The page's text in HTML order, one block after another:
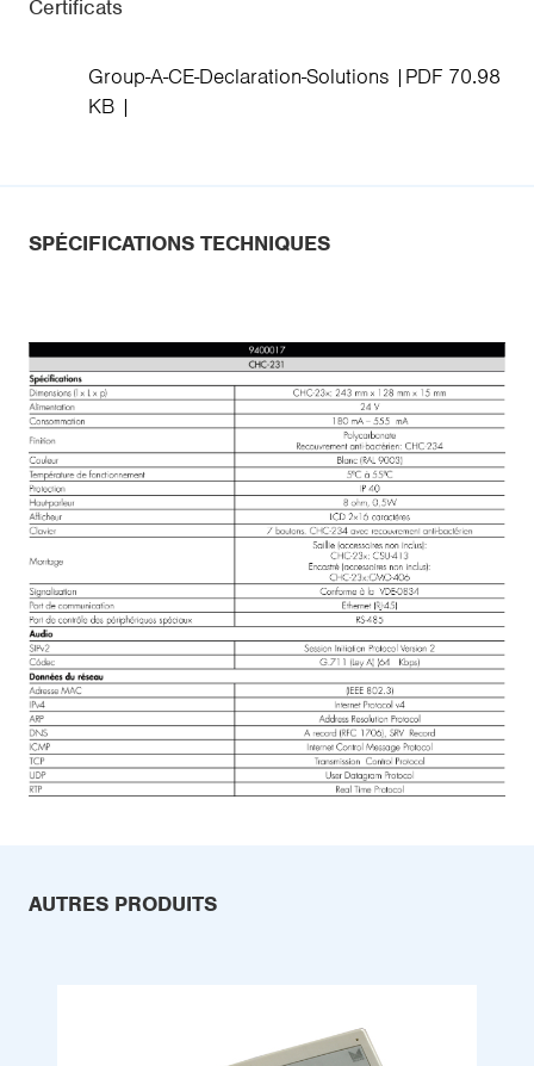
Certificats
Group-A-CE-Declaration-Solutions
PDF 70.98
KB
SPÉCIFICATIONS TECHNIQUES
AUTRES PRODUITS